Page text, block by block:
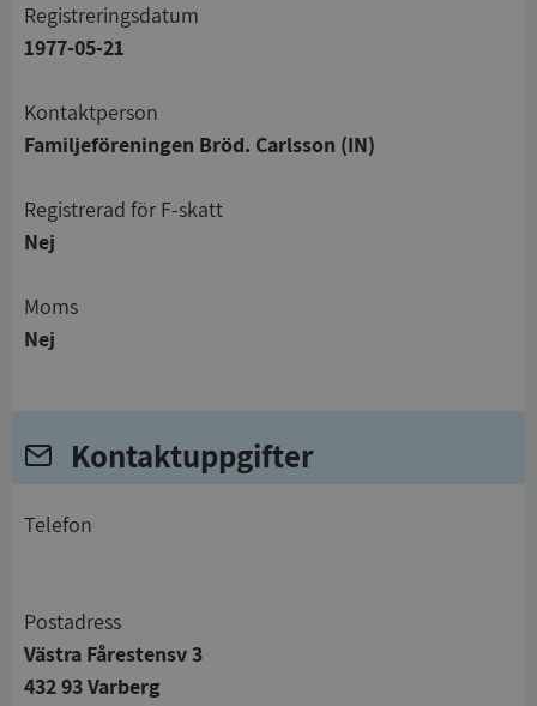
registreringsdatum
1977-05-21
Kontaktperson
Familjeföreningen Bröd. Carlsson (IN)
registrerad för F-skatt
Nej
Moms
Nej
Kontaktuppgifter
telefon
Postadress
Västra Fårestensv 3
432 93 Varberg